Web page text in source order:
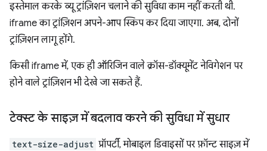
इस्तेमाल करके व्यू ट्रांज़िशन चलाने की सुविधा काम नहीं करती थी.
iframe का ट्रांज़िशन अपने-आप स्किप कर दिया जाएगा. अब, दोनों
ट्रांज़िशन लागू होंगे.
किसी iframe में, एक ही ऑरिजिन वाले क्रॉस-डॉक्यूमेंट नेविगेशन पर
होने वाले ट्रांज़िशन भी देखे जा सकते हैं.
टेक्स्ट के साइज़ में बदलाव करने की सुविधा में सुधार
text-size-adjust प्रॉपर्टी, मोबाइल डिवाइसों पर फ़ॉन्ट साइज़ में